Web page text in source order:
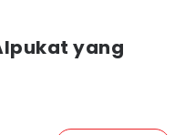
yang